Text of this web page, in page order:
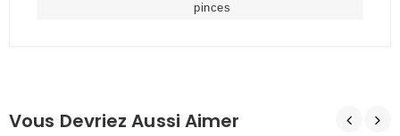
pinces
Vous Devriez Aussi Aimer